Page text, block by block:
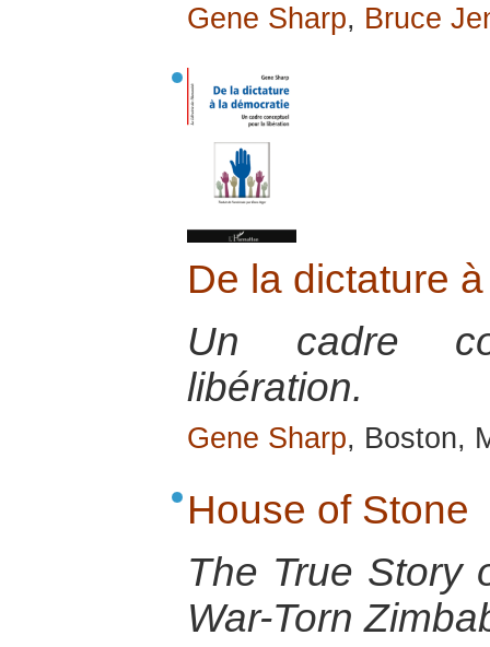
Gene Sharp, Bruce
De la dictature
Un cadre
libération.
Gene Sharp, Boston,
House of Stone
The True Story
War-Torn